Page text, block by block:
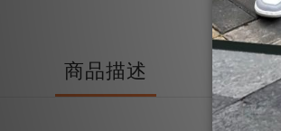
商品描述